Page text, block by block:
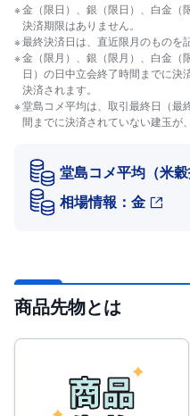
(
R
O
B
O
P
R
O
)
D
e
C
o
金（限日）、銀（限日）、白金（
決済期限はありません。
最終決済日は、直近限月のものを
金（限月）、銀（限月）、白金（
日）の日中立会終了時間までに決
決済されます。
堂島コメ平均は、取引最終日（最
間までに決済されていない建玉が
堂島コメ平均（米穀
相場情報：金
商品先物とは